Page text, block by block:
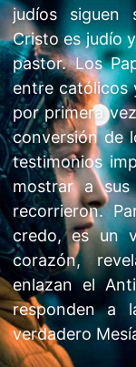
judíos siguen
Cristo es judío
pastor. Los
entre católicos
por primera
conversión de
testimonios
mostrar a
recorrieron.
credo, es un
corazón,
enlazan el
responden a
verdadero